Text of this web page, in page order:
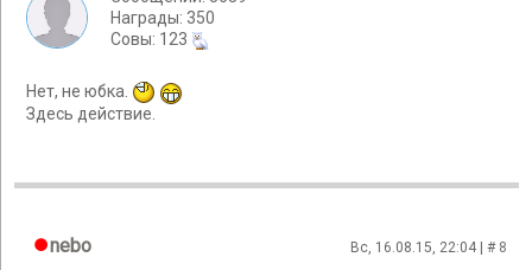
Награды: 350
Cовы: 123
Нет, не юбка.
Здесь действие.
nebo Вс, 16.08.15, 22:04 | # 8